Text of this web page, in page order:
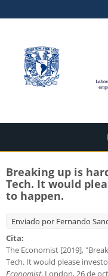
Breaking up is
Tech. It would
to happen.
Enviado por Fernando
Cita:
The Economist [2019],
Tech. It would please
Economist, London, 26 de